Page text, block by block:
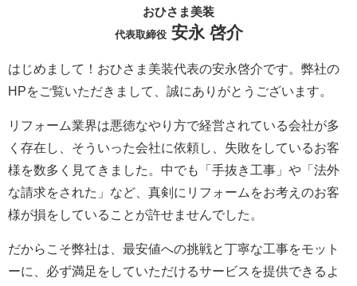
おひさま美装
代表取締役安永 啓介
はじめまして！おひさま美装代表の安永啓介です。弊社の
HPをご覧いただきまして、誠にありがとうございます。
リフォーム業界は悪徳なやり方で経営されている会社が多
く存在し、そういった会社に依頼し、失敗をしているお客
様を数多く見てきました。中でも「手抜き工事」や「法外
な請求をされた」など、真剣にリフォームをお考えのお客
様が損をしていることが許せませんでした。
だからこそ弊社は、最安値への挑戦と丁寧な工事をモット
ーに、必ず満足をしていただけるサービスを提供できるよ